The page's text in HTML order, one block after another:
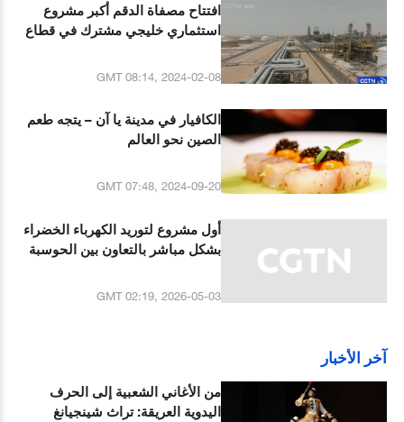
افتتاح مصفاة الدقم أكبر مشروع
استثماري خليجي مشترك في قطاع
GMT 08:14, 2024-02-08
الكافيار في مدينة يا آن – يتجه طعم
الصين نحو العالم
GMT 07:48, 2024-09-20
أول مشروع لتوريد الكهرباء الخضراء
بشكل مباشر بالتعاون بين الحوسبة
GMT 02:19, 2026-05-03
آخر الأخبار
من الأغاني الشعبية إلى الحرف
اليدوية العريقة: تراث شينجيانغ